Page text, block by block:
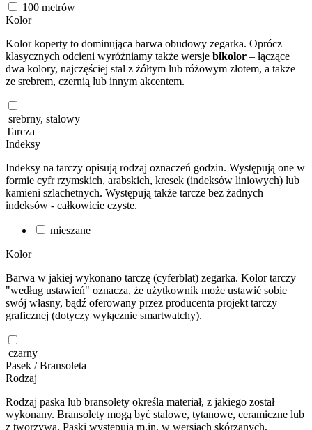
100 metrów
Kolor
Kolor koperty to dominująca barwa obudowy zegarka. Oprócz
klasycznych odcieni wyróżniamy także wersje bikolor – łączące
dwa kolory, najczęściej stal z żółtym lub różowym złotem, a także
ze srebrem, czernią lub innym akcentem.
srebrny, stalowy
Tarcza
Indeksy
Indeksy na tarczy opisują rodzaj oznaczeń godzin. Występują one w
formie cyfr rzymskich, arabskich, kresek (indeksów liniowych) lub
kamieni szlachetnych. Występują także tarcze bez żadnych
indeksów - całkowicie czyste.
mieszane
Kolor
Barwa w jakiej wykonano tarczę (cyferblat) zegarka. Kolor tarczy
"według ustawień" oznacza, że użytkownik może ustawić sobie
swój własny, bądź oferowany przez producenta projekt tarczy
graficznej (dotyczy wyłącznie smartwatchy).
czarny
Pasek / Bransoleta
Rodzaj
Rodzaj paska lub bransolety określa materiał, z jakiego został
wykonany. Bransolety mogą być stalowe, tytanowe, ceramiczne lub
z tworzywa. Paski występują m.in. w wersjach skórzanych,